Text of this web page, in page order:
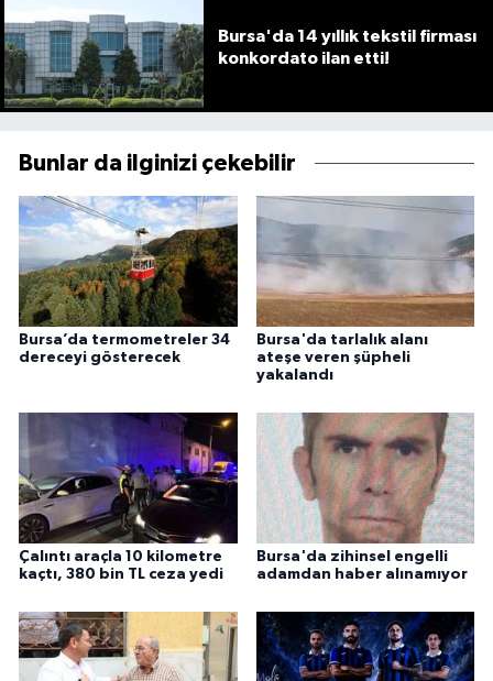
Bursa'da 14 yıllık tekstil firması
konkordato ilan etti!
Bunlar da ilginizi çekebilir
Bursa’da termometreler 34
dereceyi gösterecek
Bursa'da tarlalık alanı
ateşe veren şüpheli
yakalandı
Çalıntı araçla 10 kilometre
kaçtı, 380 bin TL ceza yedi
Bursa'da zihinsel engelli
adamdan haber alınamıyor